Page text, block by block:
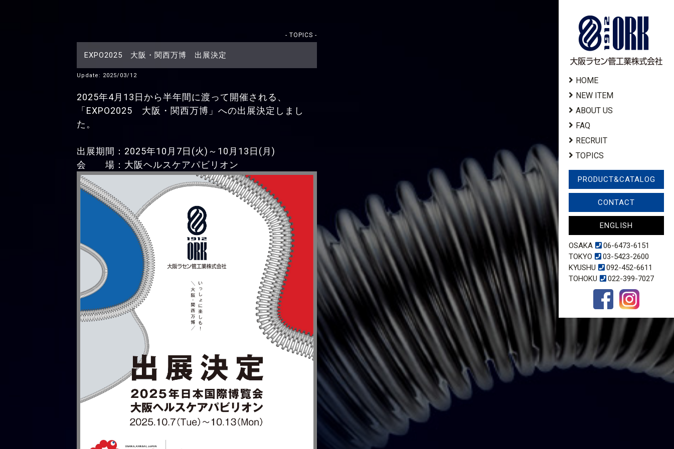
HOME
NEW ITEM
ABOUT US
FAQ
RECRUIT
TOPICS
PRODUCT&CATALOG
CONTACT
ENGLISH
OSAKA
06-6473-6151
TOKYO
03-5423-2600
KYUSHU
092-452-6611
TOHOKU
022-399-7027
- TOPICS -
EXPO2025 大阪・関西万博 出展決定
Update: 2025/03/12
2025年4月13日から半年間に渡って開催される、
「EXPO2025 大阪・関西万博」への出展決定しまし
た。
出展期間：2025年10月7日(火)～10月13日(月)
会 場：大阪ヘルスケアパビリオン